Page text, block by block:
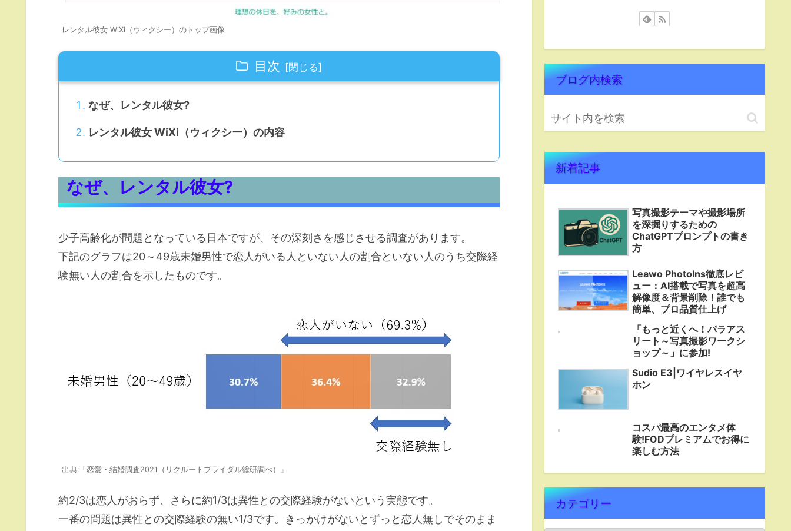
レンタル彼女 WiXi（ウィクシー）のトップ画像
目次
なぜ、レンタル彼女?
レンタル彼女 WiXi（ウィクシー）の内容
なぜ、レンタル彼女?
少子高齢化が問題となっている日本ですが、その深刻さを感じさせる調査があります。
下記のグラフは20～49歳未婚男性で恋人がいる人といない人の割合といない人のうち交際経
験無い人の割合を示したものです。
出典:「恋愛・結婚調査2021（リクルートブライダル総研調べ）」
約2/3は恋人がおらず、さらに約1/3は異性との交際経験がないという実態です。
一番の問題は異性との交際経験の無い1/3です。きっかけがないとずっと恋人無しでそのまま
ブログ内検索
新着記事
写真撮影テーマや撮影場所
を深掘りするための
ChatGPTプロンプトの書き
方
Leawo PhotoIns徹底レビ
ュー：AI搭載で写真を超高
解像度＆背景削除！誰でも
簡単、プロ品質仕上げ
「もっと近くへ！パラアス
リート～写真撮影ワークシ
ョップ～」に参加!
Sudio E3|ワイヤレスイヤ
ホン
コスパ最高のエンタメ体
験!FODプレミアムでお得に
楽しむ方法
カテゴリー